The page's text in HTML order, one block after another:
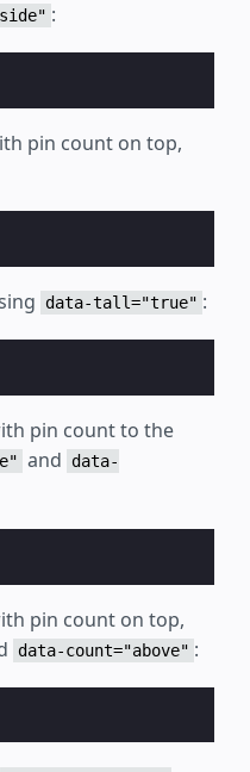
:
pin count on top,
data-tall="true" :
pin count to the
and
data-
pin count on top,
data-count="above" :